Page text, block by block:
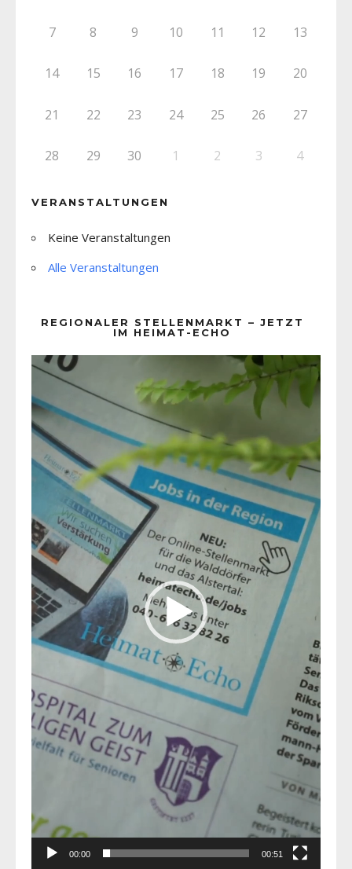
7 8 9 10 11 12 13
14 15 16 17 18 19 20
21 22 23 24 25 26 27
28 29 30 1 2 3 4
VERANSTALTUNGEN
Keine Veranstaltungen
Alle Veranstaltungen
REGIONALER STELLENMARKT – JETZT
IM HEIMAT-ECHO
Player
00:00 00:51